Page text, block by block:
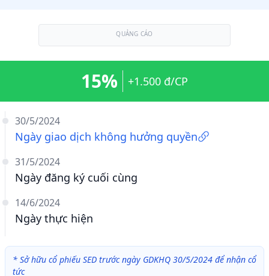
QUẢNG CÁO
30/5/2024
Ngày giao dịch không hưởng quyền
31/5/2024
Ngày đăng ký cuối cùng
14/6/2024
Ngày thực hiện
15% +1.500 đ/CP
* Sở hữu cổ phiếu SED trước ngày GDKHQ 30/5/2024 để nhận cổ
tức